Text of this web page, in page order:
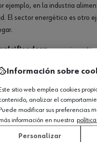
ejemplo, en la industria
El sector energético es otro
es muy
todos estos profesionales y
relacionados para el
dudes en visitar la sección
Información sobre
sitio web emplea cookies
analizar el
modificar sus preferencias
información en nuestra
Personalizar